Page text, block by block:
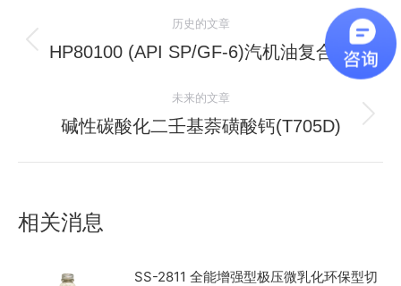
章
历史的文章
历
的
文
HP80100 (API SP/GF-6)汽机油复合剂
未来的文章
未
碱性碳酸化二壬基萘磺酸钙(T705D)
相关消息
SS-2811 全能增强型极压微乳化环保型切